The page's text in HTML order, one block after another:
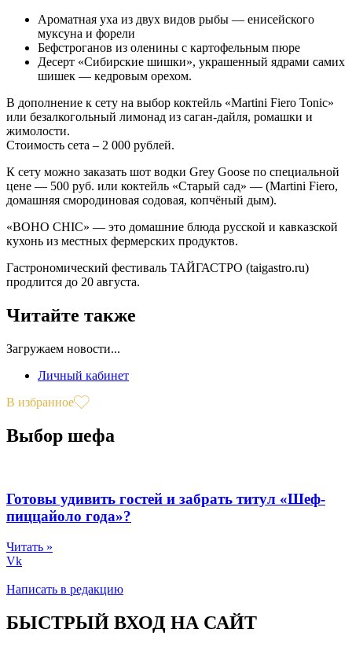
Ароматная уха из двух видов рыбы — енисейского
муксуна и форели
Бефстроганов из оленины с картофельным пюре
Десерт «Сибирские шишки», украшенный ядрами самих
шишек — кедровым орехом.
В дополнение к сету на выбор коктейль «Martini Fiero Tonic»
или безалкогольный лимонад из саган-дайля, ромашки и
жимолости.
Стоимость сета – 2 000 рублей.
К сету можно заказать шот водки Grey Goose по специальной
цене — 500 руб. или коктейль «Старый сад» — (Martini Fiero,
домашняя смородиновая содовая, копчёный дым).
«BOHO CHIC» — это домашние блюда русской и кавказской
кухонь из местных фермерских продуктов.
Гастрономический фестиваль ТАЙГАСТРО (taigastro.ru)
продлится до 20 августа.
Читайте также
Загружаем новости...
Личный кабинет
В избранное
Выбор шефа
Готовы удивить гостей и забрать титул «Шеф-
пиццайоло года»?
Читать »
Vk
Написать в редакцию
БЫСТРЫЙ ВХОД НА САЙТ